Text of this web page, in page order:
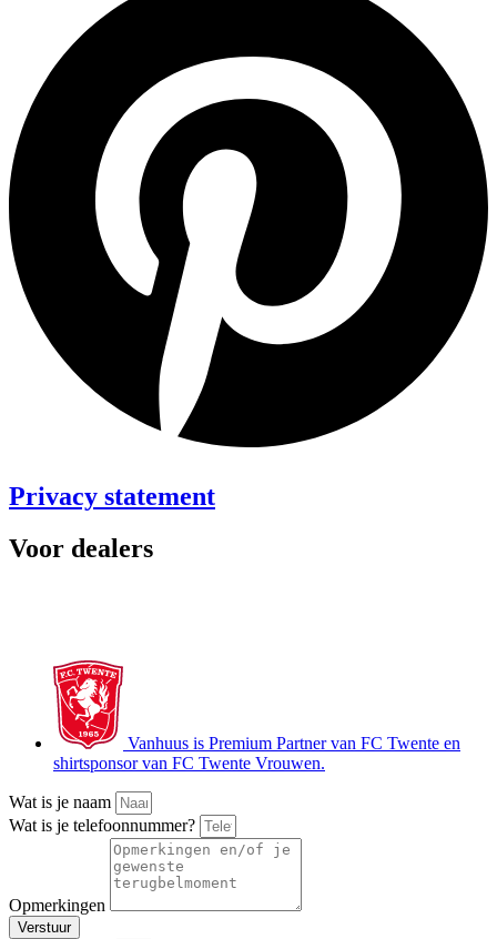
Privacy statement
Voor dealers
Vanhuus is Premium Partner van FC Twente en
shirtsponsor van FC Twente Vrouwen.
Wat is je naam
Wat is je telefoonnummer?
Opmerkingen
Verstuur